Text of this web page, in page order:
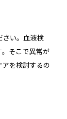
い。血液検
そこで異常が
を検討するの